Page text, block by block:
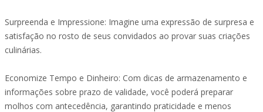
Surpreenda e Impressione: Imagine uma expressão de surpresa e
satisfação no rosto de seus convidados ao provar suas criações
culinárias.
Economize Tempo e Dinheiro: Com dicas de armazenamento e
informações sobre prazo de validade, você poderá preparar
molhos com antecedência, garantindo praticidade e menos